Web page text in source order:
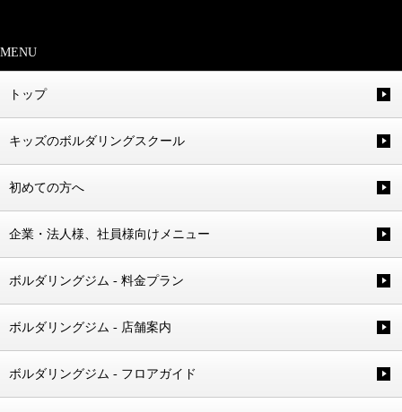
MENU
トップ
キッズのボルダリングスクール
初めての方へ
企業・法人様、社員様向けメニュー
ボルダリングジム - 料金プラン
ボルダリングジム - 店舗案内
ボルダリングジム - フロアガイド